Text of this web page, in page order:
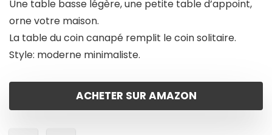
Une table basse légère, une petite table d’appoint,
orne votre maison.
La table du coin canapé remplit le coin solitaire.
Style: moderne minimaliste.
ACHETER SUR AMAZON